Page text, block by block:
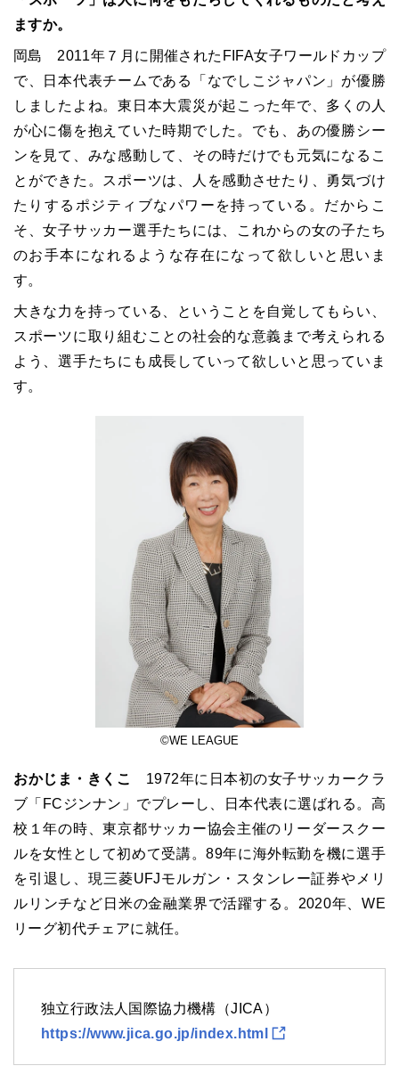
ますか。
岡島 2011年７月に開催されたFIFA女子ワールドカップ
で、日本代表チームである「なでしこジャパン」が優勝
しましたよね。東日本大震災が起こった年で、多くの人
が心に傷を抱えていた時期でした。でも、あの優勝シー
ンを見て、みな感動して、その時だけでも元気になるこ
とができた。スポーツは、人を感動させたり、勇気づけ
たりするポジティブなパワーを持っている。だからこ
そ、女子サッカー選手たちには、これからの女の子たち
のお手本になれるような存在になって欲しいと思いま
す。
大きな力を持っている、ということを自覚してもらい、
スポーツに取り組むことの社会的な意義まで考えられる
よう、選手たちにも成長していって欲しいと思っていま
す。
©︎WE LEAGUE
おかじま・きくこ
1972年に日本初の女子サッカークラ
ブ「FCジンナン」でプレーし、日本代表に選ばれる。高
校１年の時、東京都サッカー協会主催のリーダースクー
ルを女性として初めて受講。89年に海外転勤を機に選手
を引退し、現三菱UFJモルガン・スタンレー証券やメリ
ルリンチなど日米の金融業界で活躍する。2020年、WE
リーグ初代チェアに就任。
独立行政法人国際協力機構（JICA）
https://www.jica.go.jp/index.html